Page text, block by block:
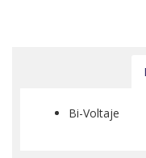
Bi-Voltaje